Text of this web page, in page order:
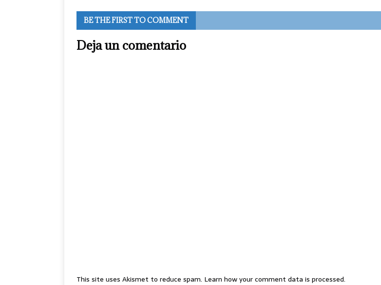
BE THE FIRST TO COMMENT
Deja un comentario
This site uses Akismet to reduce spam. Learn how your comment data is processed.